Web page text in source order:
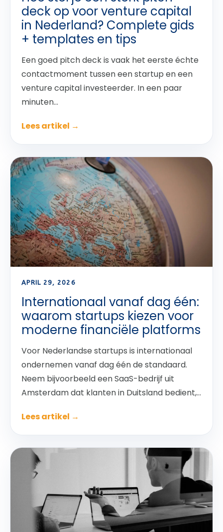
deck op voor venture capital
in Nederland? Complete gids
+ templates en tips
Een goed pitch deck is vaak het eerste échte
contactmoment tussen een startup en een
venture capital investeerder. In een paar
minuten...
Lees artikel →
APRIL 29, 2026
Internationaal vanaf dag één:
waarom startups kiezen voor
moderne financiële platforms
Voor Nederlandse startups is internationaal
ondernemen vanaf dag één de standaard.
Neem bijvoorbeeld een SaaS-bedrijf uit
Amsterdam dat klanten in Duitsland bedient,...
Lees artikel →